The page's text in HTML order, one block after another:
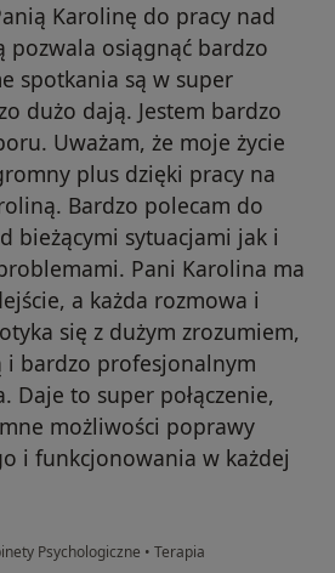
Karolinę do pracy nad
pozwala osiągnąć bardzo
spotkania są w super
dużo dają. Jestem bardzo
Uważam, że moje życie
plus dzięki pracy na
Bardzo polecam do
bieżącymi sytuacjami jak i
Pani Karolina ma
a każda rozmowa i
się z dużym zrozumiem,
bardzo profesjonalnym
Daje to super połączenie,
możliwości poprawy
i funkcjonowania w każdej
Psychologiczne • Terapia